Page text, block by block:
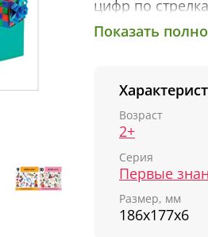
цифр по
заданиями.
повторить
Компактная
маленьких
прогулку или в
Показать
Возраст
2+
Серия
Первые
Размер, мм
186х177х6